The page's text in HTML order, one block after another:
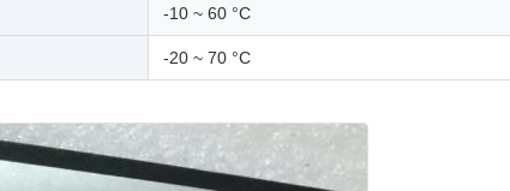
-10 ~ 60 °C
-20 ~ 70 °C